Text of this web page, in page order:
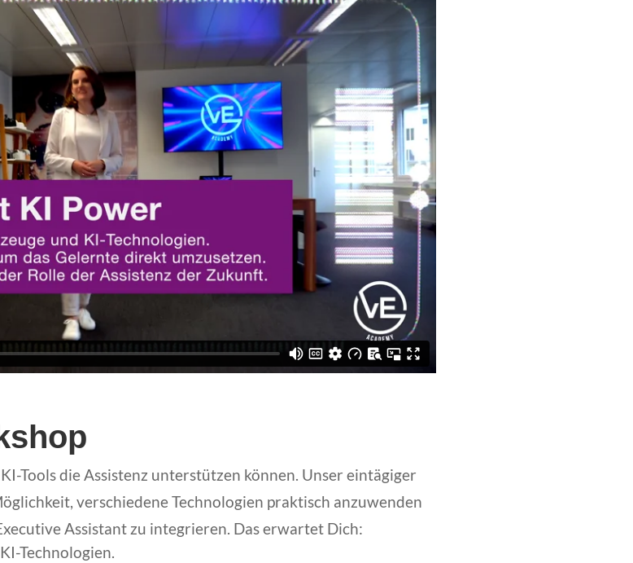
Tools die Assistenz unterstützen können. Unser eintägiger
verschiedene Technologien praktisch anzuwenden
Assistant zu integrieren. Das erwartet Dich:
Technologien.